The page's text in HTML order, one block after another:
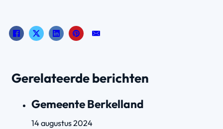
Gerelateerde berichten
Gemeente Berkelland
14 augustus 2024